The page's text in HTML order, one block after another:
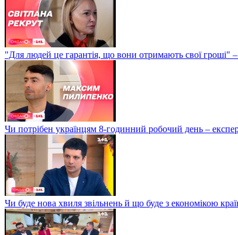
"Для людей це гарантія, що вони отримають свої гроші"
Чи потрібен українцям 8-годинний робочий день –
Чи буде нова хвиля звільнень й що буде з економікою